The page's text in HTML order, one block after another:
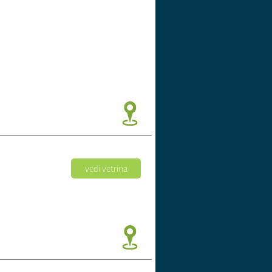
vedi vetrina